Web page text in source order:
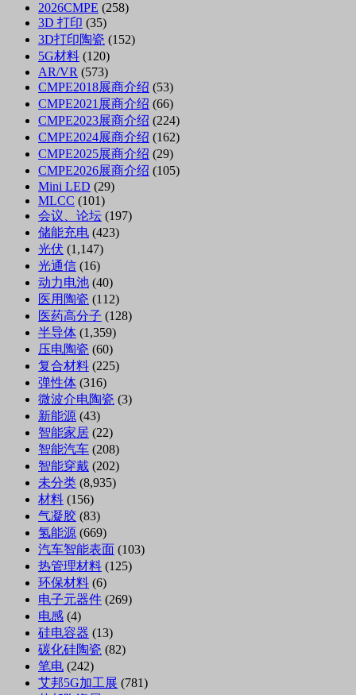
2026CMPE (258)
3D 打印 (35)
3D打印陶瓷 (152)
5G材料 (120)
AR/VR (573)
CMPE2018展商介绍 (53)
CMPE2021展商介绍 (66)
CMPE2023展商介绍 (224)
CMPE2024展商介绍 (162)
CMPE2025展商介绍 (29)
CMPE2026展商介绍 (105)
Mini LED (29)
MLCC (101)
会议、论坛 (197)
储能充电 (423)
光伏 (1,147)
光通信 (16)
动力电池 (40)
医用陶瓷 (112)
医药高分子 (128)
半导体 (1,359)
压电陶瓷 (60)
复合材料 (225)
弹性体 (316)
微波介电陶瓷 (3)
新能源 (43)
智能家居 (22)
智能汽车 (208)
智能穿戴 (202)
未分类 (8,935)
材料 (156)
气凝胶 (83)
氢能源 (669)
汽车智能表面 (103)
热管理材料 (125)
环保材料 (6)
电子元器件 (269)
电感 (4)
硅电容器 (13)
碳化硅陶瓷 (82)
笔电 (242)
艾邦5G加工展 (781)